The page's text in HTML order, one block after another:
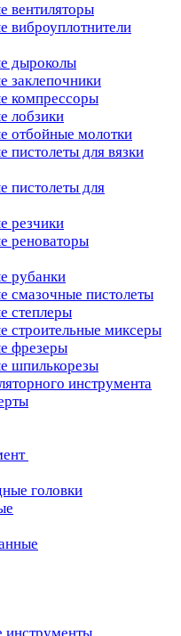
вентиляторы
виброуплотнители
дыроколы
заклепочники
компрессоры
лобзики
отбойные молотки
пистолеты для вязки
пистолеты для
резчики
реноваторы
рубанки
смазочные пистолеты
степлеры
строительные миксеры
фрезеры
шпилькорезы
инструмента
головки